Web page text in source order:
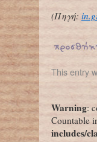
(Πηγή:
This entry
Warning:
Countable
includes/